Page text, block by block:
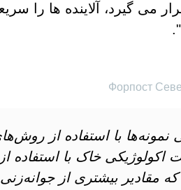
می گیرد، آلاینده ها را
نمونه‌ها با استفاده از
که مقادیر بیشتری از